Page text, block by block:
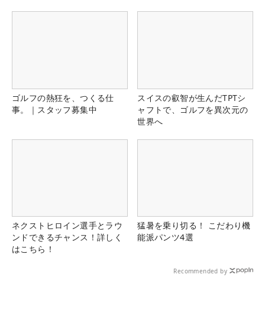
ゴルフの熱狂を、つくる仕
事。｜スタッフ募集中
スイスの叡智が生んだTPTシ
ャフトで、ゴルフを異次元の
世界へ
ネクストヒロイン選手とラウ
ンドできるチャンス！詳しく
はこちら！
猛暑を乗り切る！ こだわり機
能派パンツ4選
Recommended by